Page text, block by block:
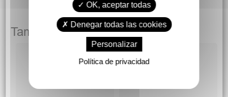
También podría gustarte
OK, aceptar todas
Denegar todas las cookies
Personalizar
Política de privacidad